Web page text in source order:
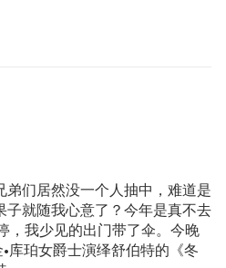
弟们居然没一个人抽中，难道是
子就随我心意了？今年是真不去
，我少见的出门带了伞。今晚
库珀女爵士演绎舒伯特的《冬